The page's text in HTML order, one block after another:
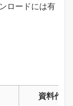
ロードには有
資料作成